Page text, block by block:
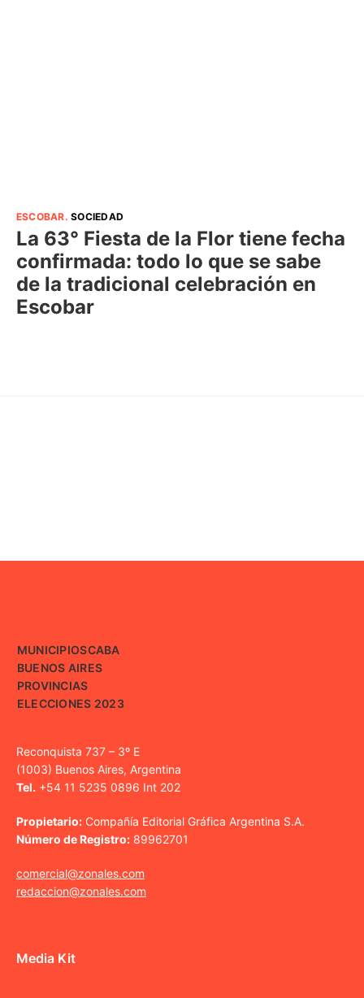
ESCOBAR.SOCIEDAD
La 63° Fiesta de la Flor tiene fecha
confirmada: todo lo que se sabe
de la tradicional celebración en
Escobar
MUNICIPIOSCABA
BUENOS AIRES
PROVINCIAS
ELECCIONES 2023
Reconquista 737 – 3º E
(1003) Buenos Aires, Argentina
Tel. +54 11 5235 0896 Int 202
Propietario: Compañía Editorial Gráfica Argentina S.A.
Número de Registro: 89962701
comercial@zonales.com
redaccion@zonales.com
Media Kit